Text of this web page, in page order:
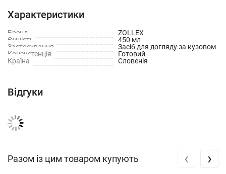
Характеристики
Бренд
ZOLLEX
Ємність
450 мл
Застосування
Засіб для догляду за кузовом
Консистенція
Готовий
Країна
Словенія
Відгуки
Разом із цим товаром купують ‹ ›